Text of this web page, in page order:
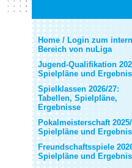
Home / Login zum
Bereich von nuLiga
Jugend-Qualifikation
Spielpläne und
Spielklassen 2026/27:
Tabellen, Spielpläne,
Ergebnisse
Pokalmeisterschaft
Spielpläne und
Freundschaftsspiele
Spielpläne und